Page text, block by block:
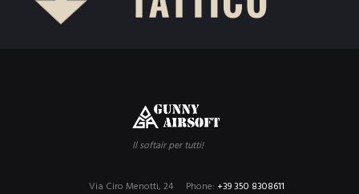
Il softair per tutti!
Phone: +39 350 8308611
Via Ciro Menotti, 24